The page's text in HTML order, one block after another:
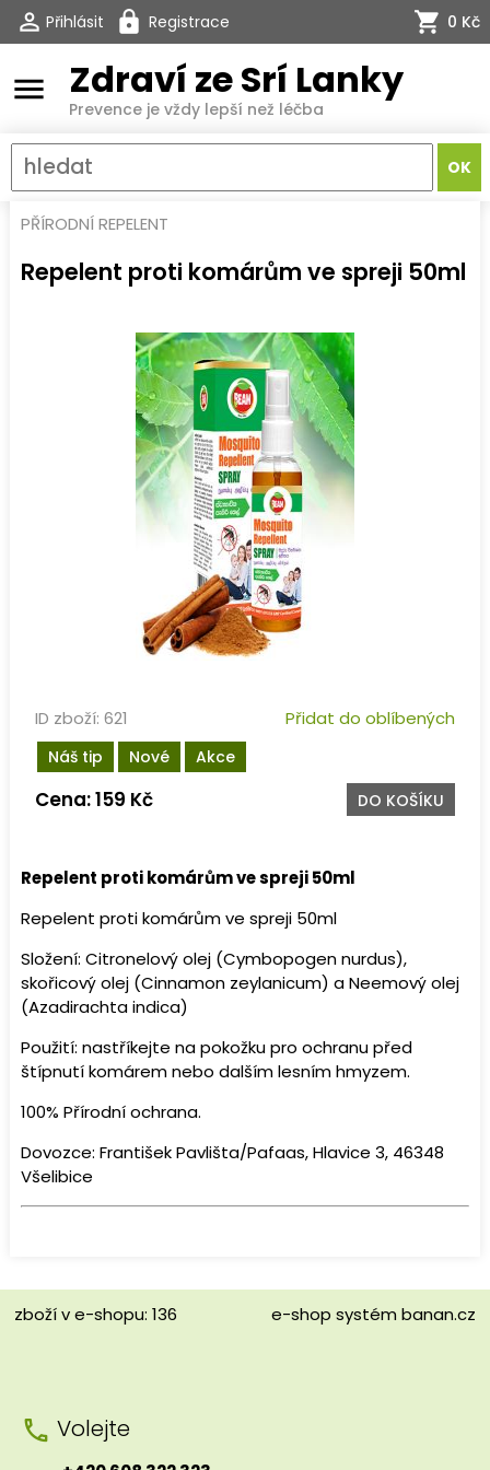
Přihlásit Registrace 0 Kč
menu Zdraví ze Srí Lanky
Prevence je vždy lepší než léčba
PŘÍRODNÍ REPELENT
Repelent proti komárům ve spreji 50ml
ID zboží: 621
Náš tip Nové Akce
Přidat do oblíbených
Cena: 159 Kč DO KOŠÍKU
Repelent proti komárům ve spreji 50ml
Repelent proti komárům ve spreji 50ml
Složení: Citronelový olej (Cymbopogen nurdus),
skořicový olej (Cinnamon zeylanicum) a Neemový olej
(Azadirachta indica)
Použití: nastříkejte na pokožku pro ochranu před
štípnutí komárem nebo dalším lesním hmyzem.
100% Přírodní ochrana.
Dovozce: František Pavlišta/Pafaas, Hlavice 3, 46348
Všelibice
zboží v e-shopu: 136 e-shop systém banan.cz
Volejte